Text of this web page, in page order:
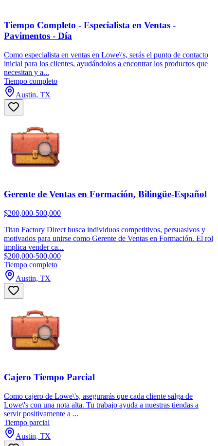
Tiempo Completo - Especialista en Ventas -
Pavimentos - Día
Como especialista en ventas en Lowe\'s, serás el punto de contacto
inicial para los clientes, ayudándolos a encontrar los productos que
necesitan y a...
Tiempo completo
Austin, TX
Gerente de Ventas en Formación, Bilingüe-Español
$200,000-500,000
Titan Factory Direct busca individuos competitivos, persuasivos y
motivados para unirse como Gerente de Ventas en Formación. El rol
implica vender ca...
$200,000-500,000
Tiempo completo
Austin, TX
Cajero Tiempo Parcial
Como cajero de Lowe\'s, asegurarás que cada cliente salga de
Lowe\'s con una nota alta. Tu trabajo ayuda a nuestras tiendas a
servir positivamente a ...
Tiempo parcial
Austin, TX